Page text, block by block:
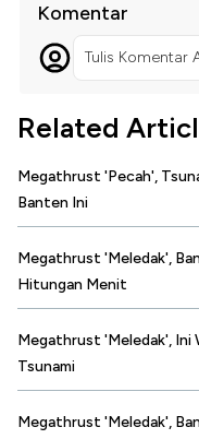
Komentar
Tulis Komentar
Related
Megathrust 'Pecah',
Banten Ini
Megathrust 'Meledak',
Hitungan Menit
Megathrust 'Meledak', Ini
Tsunami
Megathrust 'Meledak',